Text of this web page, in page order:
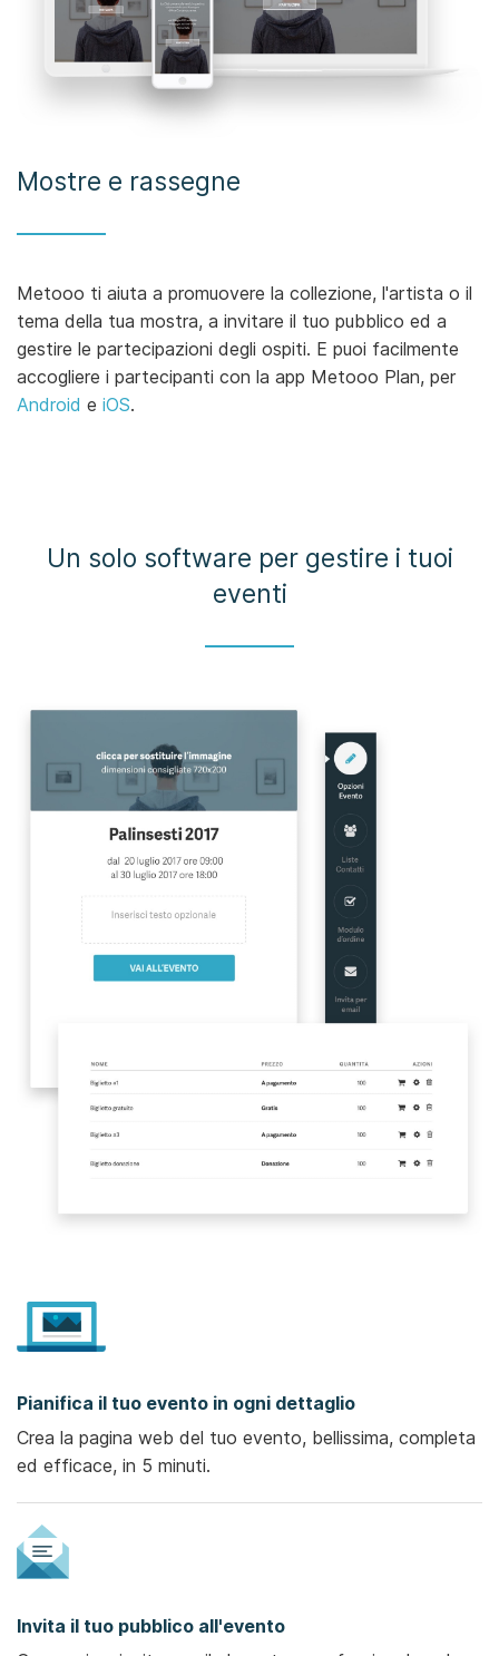
Mostre e rassegne
Metooo ti aiuta a promuovere la collezione, l'artista o il
tema della tua mostra, a invitare il tuo pubblico ed a
gestire le partecipazioni degli ospiti. E puoi facilmente
accogliere i partecipanti con la app Metooo Plan, per
Android e iOS.
Un solo software per gestire i tuoi
eventi
Pianifica il tuo evento in ogni dettaglio
Crea la pagina web del tuo evento, bellissima, completa
ed efficace, in 5 minuti.
Invita il tuo pubblico all'evento